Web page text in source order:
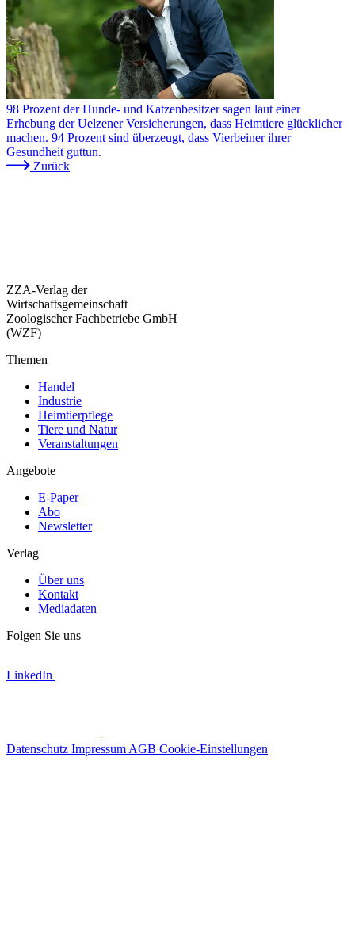
98 Prozent der Hunde- und Katzenbesitzer sagen laut einer
Erhebung der Uelzener Versicherungen, dass Heimtiere glücklicher
machen. 94 Prozent sind überzeugt, dass Vierbeiner ihrer
Gesundheit guttun.
Zurück
ZZA-Verlag der
Wirtschaftsgemeinschaft
Zoologischer Fachbetriebe GmbH
(WZF)
Themen
Handel
Industrie
Heimtierpflege
Tiere und Natur
Veranstaltungen
Angebote
E-Paper
Abo
Newsletter
Verlag
Über uns
Kontakt
Mediadaten
Folgen Sie uns
LinkedIn
Datenschutz Impressum AGB Cookie-Einstellungen